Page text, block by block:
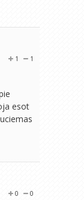
1
1
esot
0
0